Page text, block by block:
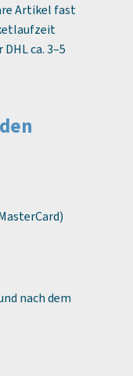
Artikel fast
ca. 3–5
nach dem